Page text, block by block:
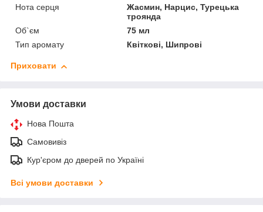
Нота серця
Жасмин, Нарцис, Турецька
троянда
Об`єм
75 мл
Тип аромату
Квіткові, Шипрові
Приховати
Умови доставки
Нова Пошта
Самовивіз
Кур'єром до дверей по Україні
Всі умови доставки